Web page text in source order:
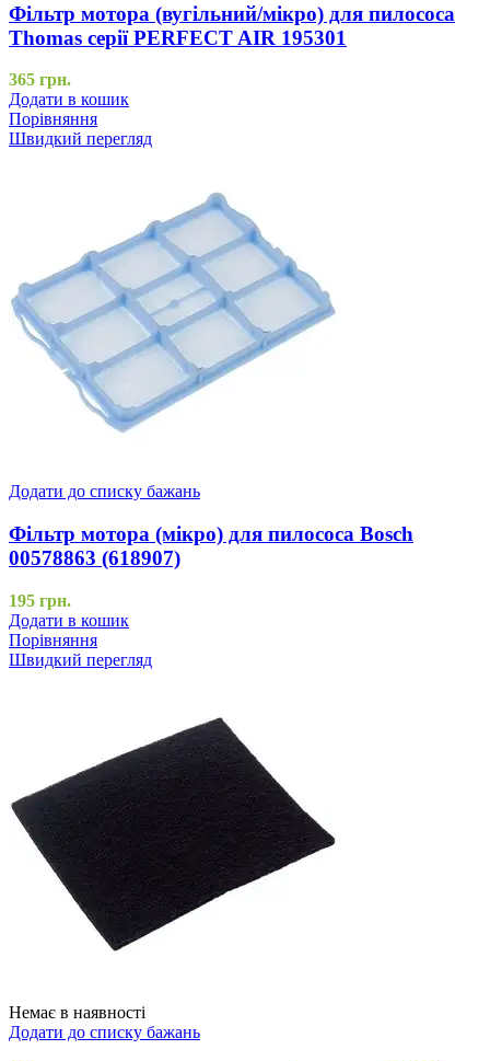
Фільтр мотора (вугільний/мікро) для пилососа
Thomas серії PERFECT AIR 195301
365 грн.
Додати в кошик
Порівняння
Швидкий перегляд
Додати до списку бажань
Фільтр мотора (мікро) для пилососа Bosch
00578863 (618907)
195 грн.
Додати в кошик
Порівняння
Швидкий перегляд
Немає в наявності
Додати до списку бажань